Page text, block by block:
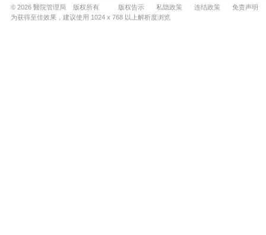
© 2026 醫院管理局 版权所有 版权告示 私隐政策 连结政策
免责声明
为获得至佳效果，建议使用 1024 x 768 以上解析度浏览